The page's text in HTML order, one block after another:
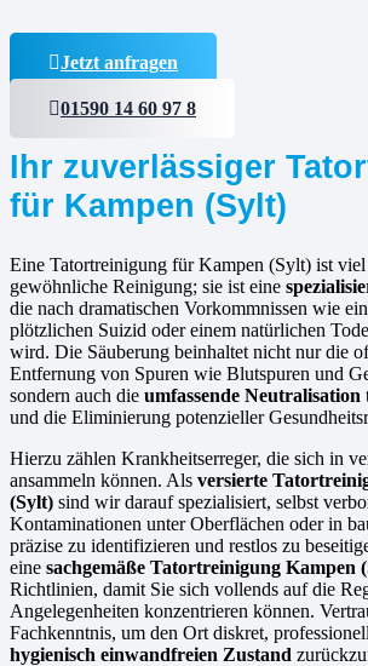
Jetzt anfragen
01590 14 60 97 8
Ihr zuverlässiger
für Kampen (Sylt)
Eine Tatortreinigung für Kampen (Sylt) ist viel
gewöhnliche Reinigung; sie ist eine
die nach dramatischen Vorkommnissen wie
plötzlichen Suizid oder einem natürlichen
wird. Die Säuberung beinhaltet nicht nur die
Entfernung von Spuren wie Blutspuren und
sondern auch die umfassende Neutralisation
und die Eliminierung potenzieller
Hierzu zählen Krankheitserreger, die sich in
ansammeln können. Als versierte
(Sylt) sind wir darauf spezialisiert, selbst
Kontaminationen unter Oberflächen oder in
präzise zu identifizieren und restlos zu
eine sachgemäße Tatortreinigung Kampen
Richtlinien, damit Sie sich vollends auf die
Angelegenheiten konzentrieren können.
Fachkenntnis, um den Ort diskret,
hygienisch einwandfreien Zustand